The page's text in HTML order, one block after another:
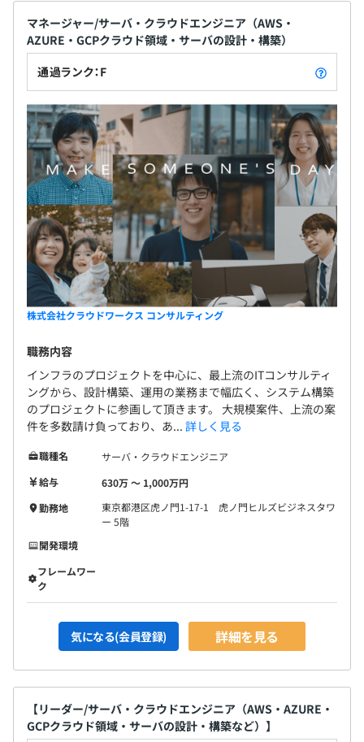
マネージャー/サーバ・クラウドエンジニア（AWS・
AZURE・GCPクラウド領域・サーバの設計・構築）
通過ランク：F
株式会社クラウドワークス コンサルティング
職務内容
インフラのプロジェクトを中心に、最上流のITコンサルティ
ングから、設計構築、運用の業務まで幅広く、システム構築
のプロジェクトに参画して頂きます。 大規模案件、上流の案
件を多数請け負っており、あ... 詳しく見る
職種名
サーバ・クラウドエンジニア
給与
630万 〜 1,000万円
勤務地
東京都港区虎ノ門1-17-1 虎ノ門ヒルズビジネスタワ
ー 5階
開発環境
フレームワー
ク
気になる(会員登録) 詳細を見る
【リーダー/サーバ・クラウドエンジニア（AWS・AZURE・
GCPクラウド領域・サーバの設計・構築など）】